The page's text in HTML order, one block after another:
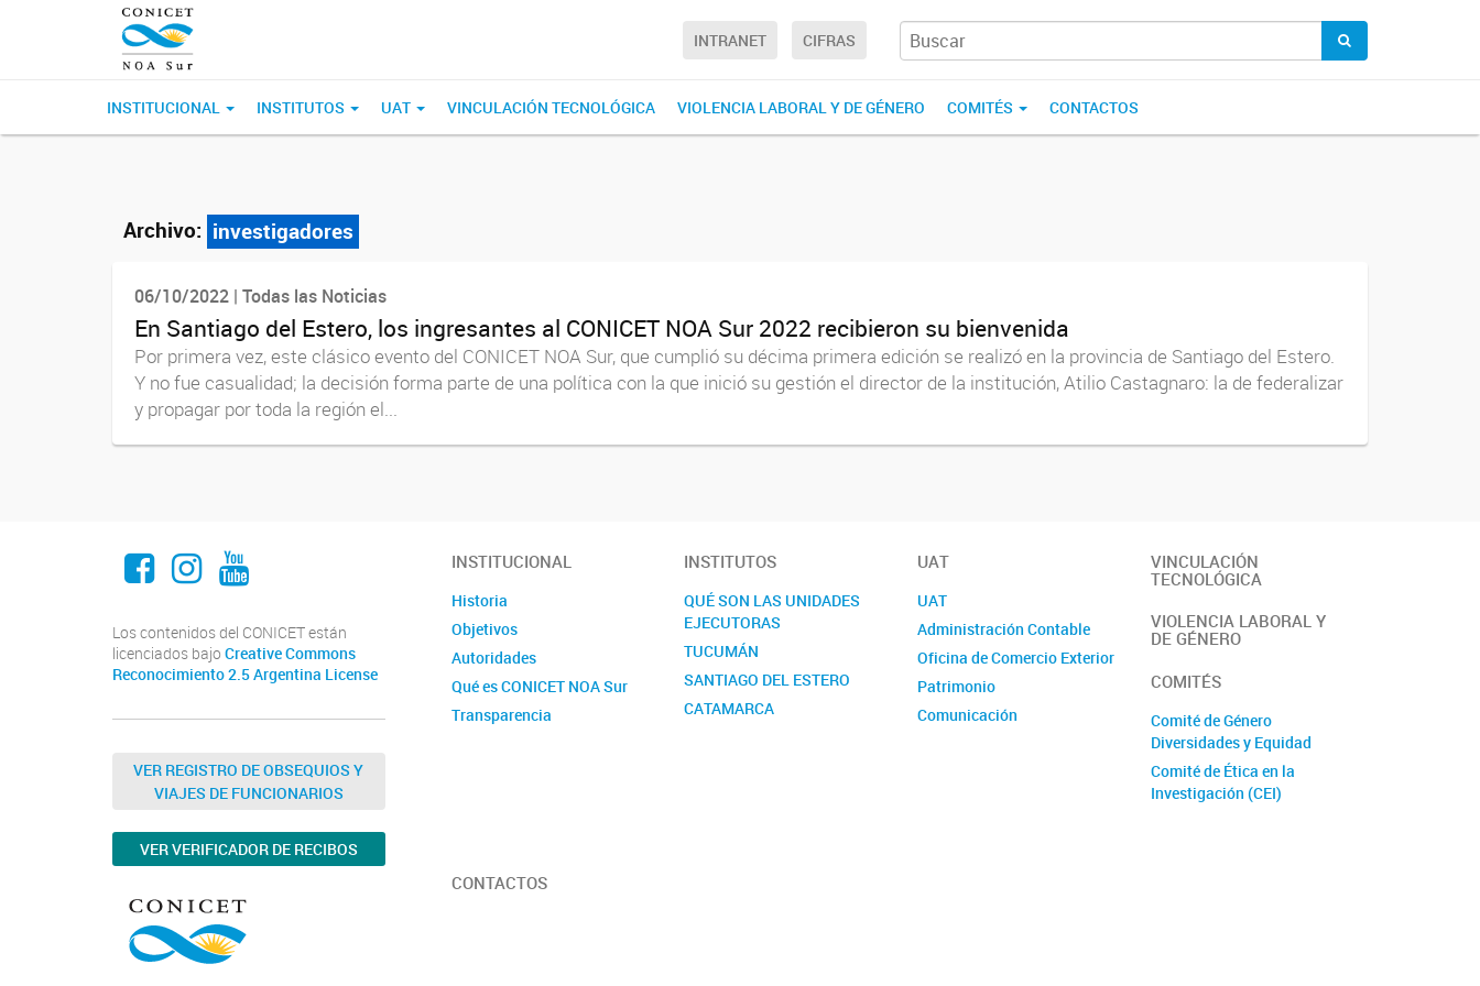
INTRANET CIFRAS
INSTITUCIONAL INSTITUTOS UAT VINCULACIÓN TECNOLÓGICA VIOLENCIA LABORAL Y DE GÉNERO COMITÉS CONTACTOS
Archivo: investigadores
06/10/2022 | Todas las Noticias
En Santiago del Estero, los ingresantes al CONICET NOA Sur 2022 recibieron su bienvenida
Por primera vez, este clásico evento del CONICET NOA Sur, que cumplió su décima primera edición se realizó en la provincia de Santiago del Estero.
Y no fue casualidad; la decisión forma parte de una política con la que inició su gestión el director de la institución, Atilio Castagnaro: la de federalizar
y propagar por toda la región el...
Facebook
Instagram
Youtube
Los contenidos del CONICET están
licenciados bajo Creative Commons
Reconocimiento 2.5 Argentina License
VER REGISTRO DE OBSEQUIOS Y
VIAJES DE FUNCIONARIOS
VER VERIFICADOR DE RECIBOS
INSTITUCIONAL
Historia
Objetivos
Autoridades
Qué es CONICET NOA Sur
Transparencia
INSTITUTOS
QUÉ SON LAS UNIDADES
EJECUTORAS
TUCUMÁN
SANTIAGO DEL ESTERO
CATAMARCA
UAT
UAT
Administración Contable
Oficina de Comercio Exterior
Patrimonio
Comunicación
VINCULACIÓN
TECNOLÓGICA
VIOLENCIA LABORAL Y
DE GÉNERO
COMITÉS
Comité de Género
Diversidades y Equidad
Comité de Ética en la
Investigación (CEI)
CONTACTOS